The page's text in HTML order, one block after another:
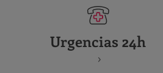
Urgencias 24h